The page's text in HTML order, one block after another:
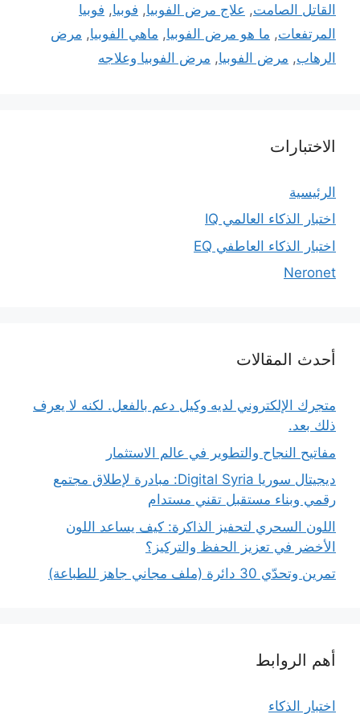
القاتل الصامت, علاج مرض الفوبيا, فوبيا, فوبيا
المرتفعات, ما هو مرض الفوبيا, ماهي الفوبيا, مرض
الرهاب, مرض الفوبيا, مرض الفوبيا وعلاجه
الاختبارات
الرئيسية
اختبار الذكاء العالمي IQ
اختبار الذكاء العاطفي EQ
Neronet
أحدث المقالات
متجرك الإلكتروني لديه وكيل دعم بالفعل. لكنه لا يعرف
ذلك بعد.
مفاتيح النجاح والتطوير في عالم الاستثمار
ديجيتال سوريا Digital Syria: مبادرة لإطلاق مجتمع
رقمي وبناء مستقبل تقني مستدام
اللون السحري لتحفيز الذاكرة: كيف يساعد اللون
الأخضر في تعزيز الحفظ والتركيز؟
تمرين وتحدّي 30 دائرة (ملف مجاني جاهز للطباعة)
أهم الروابط
اختبار الذكاء